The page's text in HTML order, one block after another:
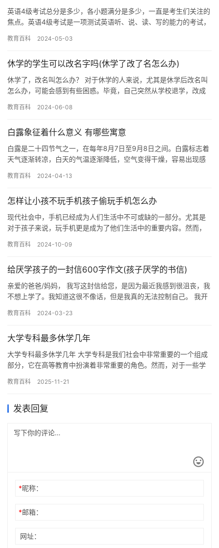
英语4级考试总分是多少，各小题满分是多少，一直是考生们关注的
焦点。英语4级考试是一项测试英语听、说、读、写的能力的考试，
教育百科 2024-05-03
休学的学生可以改名字吗(休学了改了名怎么办)
休学了，改名叫怎么办？ 对于休学的人来说，尤其是休学后改名叫
怎么办，可能会感到有些困惑。毕竟，自己突然从学校退学，改成
有些…
教育百科 2024-06-08
白露象征着什么意义 有哪些寓意
白露是二十四节气之一，在每年8月7日至9月8日之间。白露标志着
天气逐渐转凉，白天的气温逐渐降低，空气变得干燥，容易出现感
意…
教育百科 2024-04-13
怎样让小孩不玩手机孩子偷玩手机怎么办
现代社会中，手机已经成为人们生活中不可或缺的一部分。尤其是
对于孩子来说，玩手机更是成为了他们生活中的重要内容。然而，
此，如…
教育百科 2024-10-09
给厌学孩子的一封信600字作文(孩子厌学的书信)
亲爱的爸爸/妈妈， 我写这封信给您，是因为最近我感到很沮丧，我
不想上学了。我知道这很不像话，但是我真的无法控制自己。 我开
教育百科 2024-03-23
大学专科最多休学几年
大学专科最多休学几年 大学专科是我们社会中非常重要的一个组成
部分，它在高等教育中扮演着非常重要的角色。然而，对于一些学
可能…
教育百科 2025-11-21
发表回复
*昵称：
*邮箱：
网址：